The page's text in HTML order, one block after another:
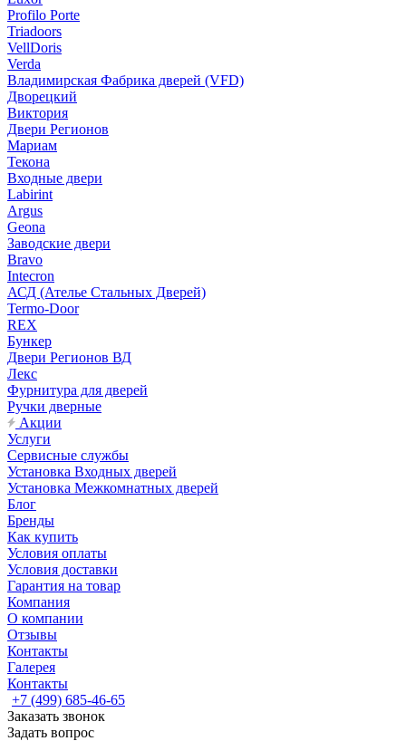
Profilo Porte
Triadoors
VellDoris
Verda
Владимирская Фабрика дверей (VFD)
Дворецкий
Виктория
Двери Регионов
Мариам
Текона
Входные двери
Labirint
Argus
Geona
Заводские двери
Bravo
Intecron
АСД (Ателье Стальных Дверей)
Termo-Door
REX
Бункер
Двери Регионов ВД
Лекс
Фурнитура для дверей
Ручки дверные
Акции
Услуги
Сервисные службы
Установка Входных дверей
Установка Межкомнатных дверей
Блог
Бренды
Как купить
Условия оплаты
Условия доставки
Гарантия на товар
Компания
О компании
Отзывы
Контакты
Галерея
Контакты
+7 (499) 685-46-65
Заказать звонок
Задать вопрос